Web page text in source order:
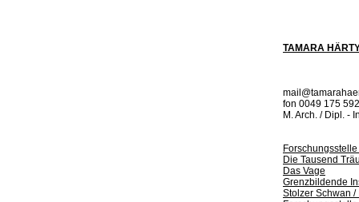
TAMARA
fon 0049 175
M. Arch. / Dipl. -
Die Tausend
Das Vage
Grenzbildende
Stolzer Schwan /